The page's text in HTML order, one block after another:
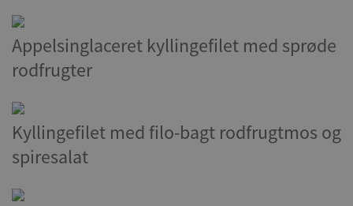
Appelsinglaceret kyllingefilet med sprøde
rodfrugter
Kyllingefilet med filo-bagt rodfrugtmos og
spiresalat